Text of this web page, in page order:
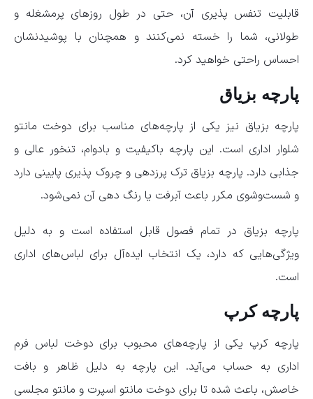
قابلیت تنفس پذیری آن، حتی در طول روزهای پرمشغله و
طولانی، شما را خسته نمی‌کنند و همچنان با پوشیدنشان
احساس راحتی خواهید کرد.
پارچه بزیاق
پارچه بزیاق نیز یکی از پارچه‌های مناسب برای دوخت مانتو
شلوار اداری است. این پارچه باکیفیت و بادوام، تنخور عالی و
جذابی دارد. پارچه بزیاق ترک پرزدهی و چروک پذیری پایینی دارد
و شست‌وشوی مکرر باعث آبرفت یا رنگ دهی آن نمی‌شود.
پارچه بزیاق در تمام فصول قابل استفاده است و به دلیل
ویژگی‌هایی که دارد، یک انتخاب ایده‌آل برای لباس‌های اداری
است.
پارچه کرپ
پارچه کرپ یکی از پارچه‌های محبوب برای دوخت لباس فرم
اداری به حساب می‌آید. این پارچه به دلیل ظاهر و بافت
خاصش، باعث شده تا برای دوخت مانتو اسپرت و مانتو مجلسی